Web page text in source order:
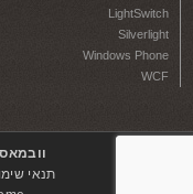
LightSwitch
Silverlight
Windows Phone
WCF
תנאי